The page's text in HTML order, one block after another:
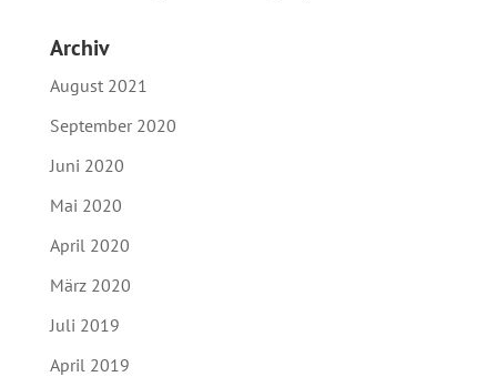
Archiv
August 2021
September 2020
Juni 2020
Mai 2020
April 2020
März 2020
Juli 2019
April 2019